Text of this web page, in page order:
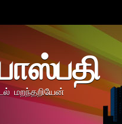
மறந்தறியேன்